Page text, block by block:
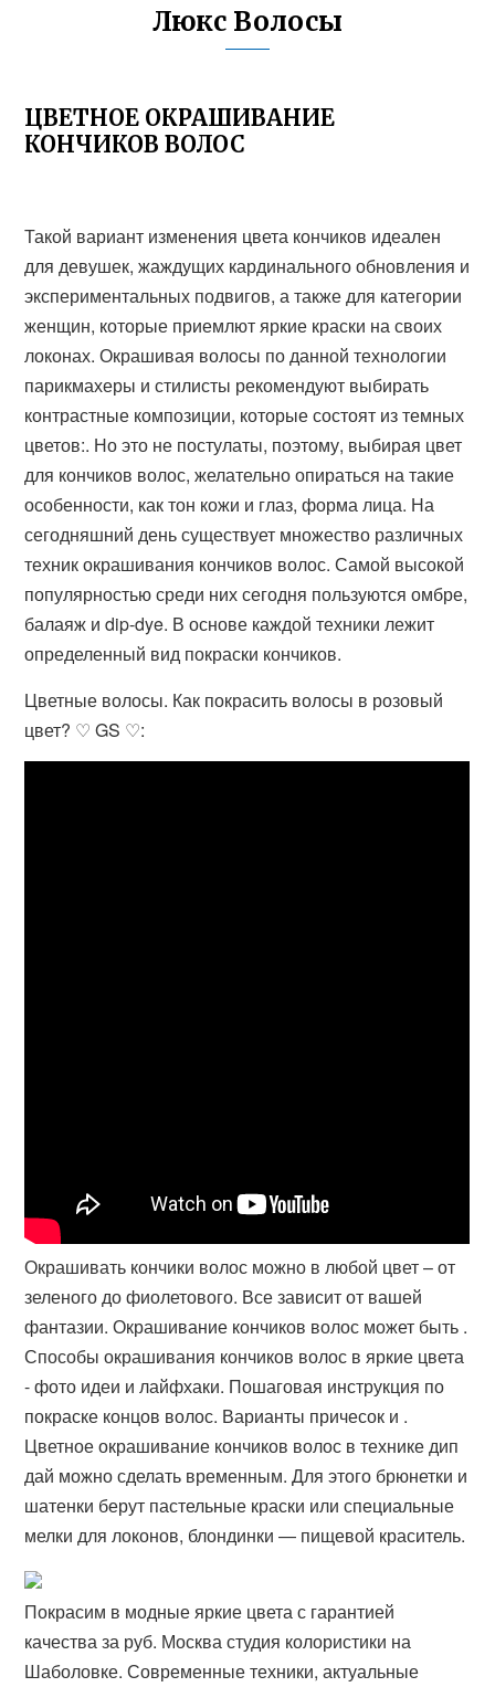
Люкс Волосы
ЦВЕТНОЕ ОКРАШИВАНИЕ
КОНЧИКОВ ВОЛОС
Такой вариант изменения цвета кончиков идеален
для девушек, жаждущих кардинального обновления и
экспериментальных подвигов, а также для категории
женщин, которые приемлют яркие краски на своих
локонах. Окрашивая волосы по данной технологии
парикмахеры и стилисты рекомендуют выбирать
контрастные композиции, которые состоят из темных
цветов:. Но это не постулаты, поэтому, выбирая цвет
для кончиков волос, желательно опираться на такие
особенности, как тон кожи и глаз, форма лица. На
сегодняшний день существует множество различных
техник окрашивания кончиков волос. Самой высокой
популярностью среди них сегодня пользуются омбре,
балаяж и dip-dye. В основе каждой техники лежит
определенный вид покраски кончиков.
Цветные волосы. Как покрасить волосы в розовый
цвет? ♡ GS ♡:
Окрашивать кончики волос можно в любой цвет – от
зеленого до фиолетового. Все зависит от вашей
фантазии. Окрашивание кончиков волос может быть .
Способы окрашивания кончиков волос в яркие цвета
- фото идеи и лайфхаки. Пошаговая инструкция по
покраске концов волос. Варианты причесок и .
Цветное окрашивание кончиков волос в технике дип
дай можно сделать временным. Для этого брюнетки и
шатенки берут пастельные краски или специальные
мелки для локонов, блондинки — пищевой краситель.
Покрасим в модные яркие цвета с гарантией
качества за руб. Москва студия колористики на
Шаболовке. Современные техники, актуальные